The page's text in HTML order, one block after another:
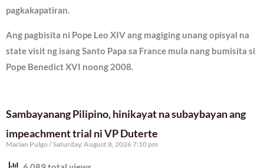
pagkakapatiran.
Ang pagbisita ni Pope Leo XIV ang magiging unang opisyal na
state visit ng isang Santo Papa sa France mula nang bumisita si
Pope Benedict XVI noong 2008.
Sambayanang Pilipino, hinikayat na subaybayan ang
impeachment trial ni VP Duterte
Marian Pulgo Saturday, August 8, 2026 7:10 pm